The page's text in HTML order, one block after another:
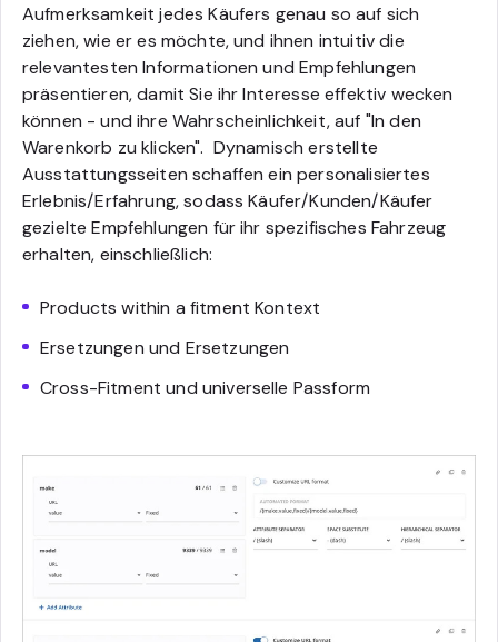
Aufmerksamkeit jedes Käufers genau so auf sich
ziehen, wie er es möchte, und ihnen intuitiv die
relevantesten Informationen und Empfehlungen
präsentieren, damit Sie ihr Interesse effektiv wecken
können - und ihre Wahrscheinlichkeit, auf "In den
Warenkorb zu klicken". Dynamisch erstellte
Ausstattungsseiten schaffen ein personalisiertes
Erlebnis/Erfahrung, sodass Käufer/Kunden/Käufer
gezielte Empfehlungen für ihr spezifisches Fahrzeug
erhalten, einschließlich:
Products within a fitment Kontext
Ersetzungen und Ersetzungen
Cross-Fitment und universelle Passform